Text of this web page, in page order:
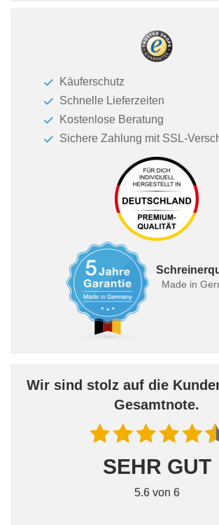
Käuferschutz
Schnelle Lieferzeiten
Kostenlose Beratung
Sichere Zahlung mit SSL-
Made in
Wir sind stolz auf die
Gesamtnote.
SEHR GUT
5.6 von 6